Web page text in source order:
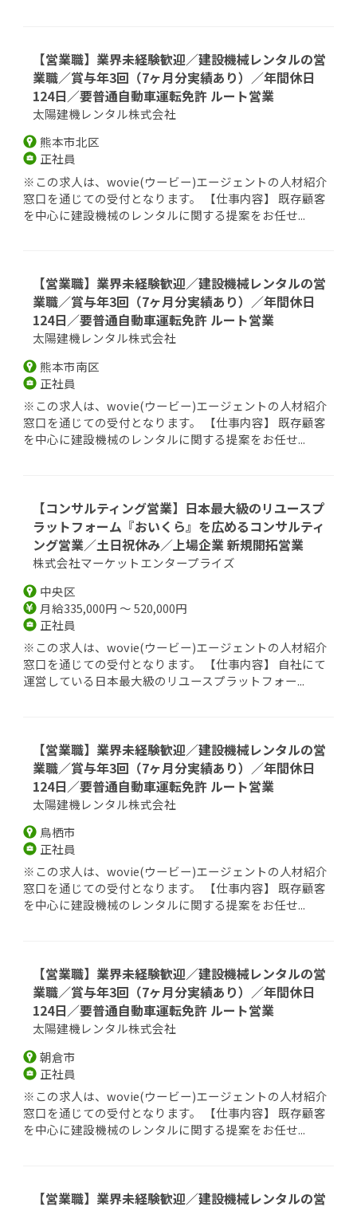
【営業職】業界未経験歓迎／建設機械レンタルの営
業職／賞与年3回（7ヶ月分実績あり）／年間休日
124日／要普通自動車運転免許 ルート営業
太陽建機レンタル株式会社
熊本市北区
正社員
※この求人は、wovie(ウービー)エージェントの人材紹介
窓口を通じての受付となります。 【仕事内容】 既存顧客
を中心に建設機械のレンタルに関する提案をお任せ...
【営業職】業界未経験歓迎／建設機械レンタルの営
業職／賞与年3回（7ヶ月分実績あり）／年間休日
124日／要普通自動車運転免許 ルート営業
太陽建機レンタル株式会社
熊本市南区
正社員
※この求人は、wovie(ウービー)エージェントの人材紹介
窓口を通じての受付となります。 【仕事内容】 既存顧客
を中心に建設機械のレンタルに関する提案をお任せ...
【コンサルティング営業】日本最大級のリユースプ
ラットフォーム『おいくら』を広めるコンサルティ
ング営業／土日祝休み／上場企業 新規開拓営業
株式会社マーケットエンタープライズ
中央区
月給335,000円 ～ 520,000円
正社員
※この求人は、wovie(ウービー)エージェントの人材紹介
窓口を通じての受付となります。 【仕事内容】 自社にて
運営している日本最大級のリユースプラットフォー...
【営業職】業界未経験歓迎／建設機械レンタルの営
業職／賞与年3回（7ヶ月分実績あり）／年間休日
124日／要普通自動車運転免許 ルート営業
太陽建機レンタル株式会社
鳥栖市
正社員
※この求人は、wovie(ウービー)エージェントの人材紹介
窓口を通じての受付となります。 【仕事内容】 既存顧客
を中心に建設機械のレンタルに関する提案をお任せ...
【営業職】業界未経験歓迎／建設機械レンタルの営
業職／賞与年3回（7ヶ月分実績あり）／年間休日
124日／要普通自動車運転免許 ルート営業
太陽建機レンタル株式会社
朝倉市
正社員
※この求人は、wovie(ウービー)エージェントの人材紹介
窓口を通じての受付となります。 【仕事内容】 既存顧客
を中心に建設機械のレンタルに関する提案をお任せ...
【営業職】業界未経験歓迎／建設機械レンタルの営